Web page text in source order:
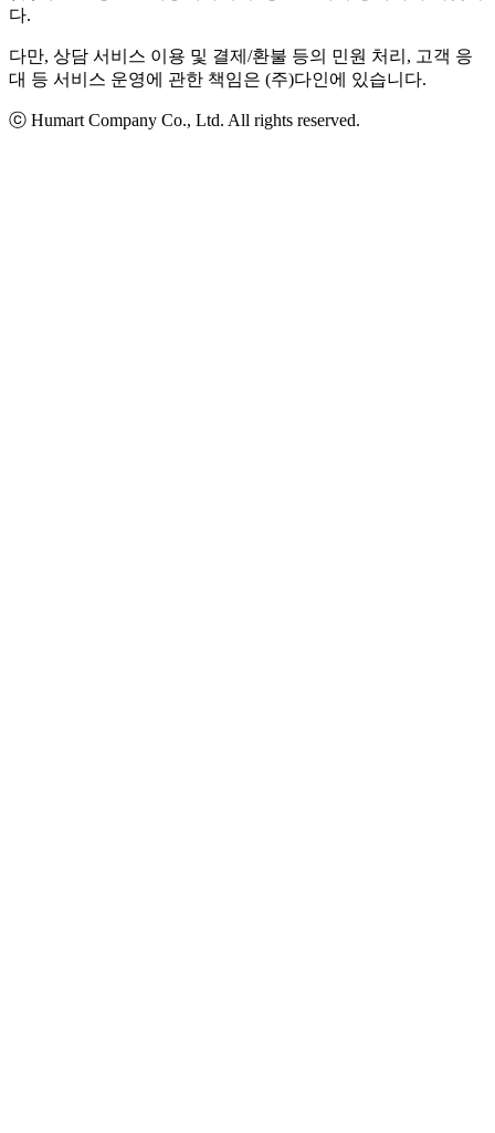
다.
다만, 상담 서비스 이용 및 결제/환불 등의 민원 처리, 고객 응
대 등 서비스 운영에 관한 책임은 (주)다인에 있습니다.
ⓒ Humart Company Co., Ltd. All rights reserved.